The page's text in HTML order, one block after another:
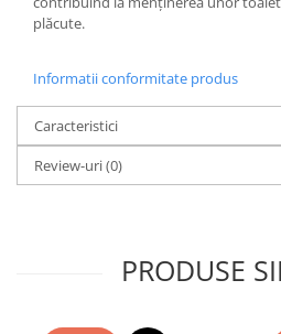
plăcute.
Informatii conformitate produs
Caracteristici
Review-uri(0)
PRODUSE